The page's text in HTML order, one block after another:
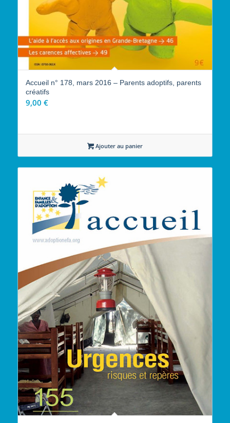
Accueil n° 178, mars 2016 – Parents adoptifs, parents
créatifs
9,00 €
Ajouter au panier